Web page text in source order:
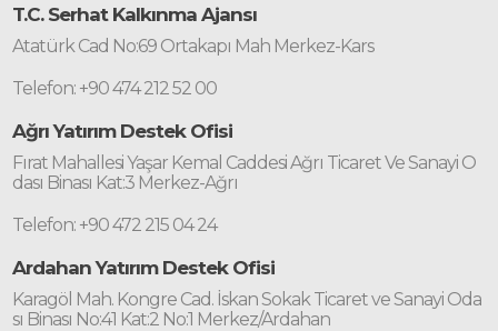
T.C. Serhat Kalkınma Ajansı
Atatürk Cad No:69 Ortakapı Mah Merkez-Kars
Telefon: +90 474 212 52 00
Ağrı Yatırım Destek Ofisi
Fırat Mahallesi Yaşar Kemal Caddesi Ağrı Ticaret Ve Sanayi O
dası Binası Kat:3 Merkez-Ağrı
Telefon: +90 472 215 04 24
Ardahan Yatırım Destek Ofisi
Karagöl Mah. Kongre Cad. İskan Sokak Ticaret ve Sanayi Oda
sı Binası No:41 Kat:2 No:1 Merkez/Ardahan